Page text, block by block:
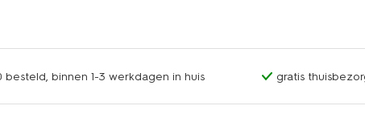
besteld, binnen 1-3 werkdagen in huis gratis